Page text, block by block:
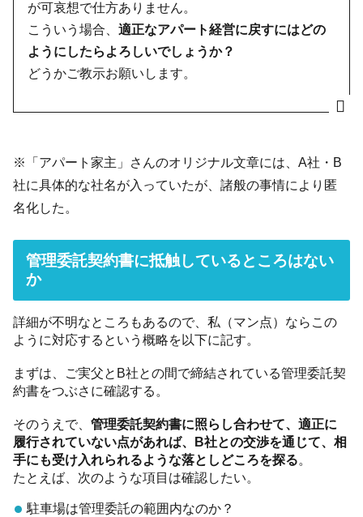
が可哀想で仕方ありません。
こういう場合、適正なアパート経営に戻すにはどの
ようにしたらよろしいでしょうか？
どうかご教示お願いします。
※「アパート家主」さんのオリジナル文章には、A社・B
社に具体的な社名が入っていたが、諸般の事情により匿
名化した。
管理委託契約書に抵触しているところはない
か
詳細が不明なところもあるので、私（マン点）ならこの
ように対応するという概略を以下に記す。
まずは、ご実父とB社との間で締結されている管理委託契
約書をつぶさに確認する。
そのうえで、管理委託契約書に照らし合わせて、適正に
履行されていない点があれば、B社との交渉を通じて、相
手にも受け入れられるような落としどころを探る。
たとえば、次のような項目は確認したい。
駐車場は管理委託の範囲内なのか？